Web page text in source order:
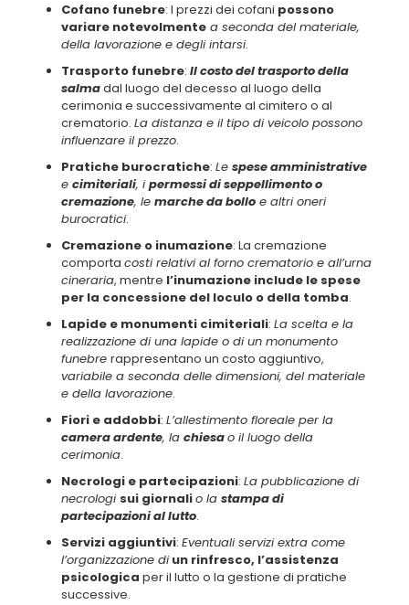
Cofano funebre: I prezzi dei cofani possono
variare notevolmentea seconda del materiale,
della lavorazione e degli intarsi.
Trasporto funebre: Il costo del trasporto della
salmadal luogo del decesso al luogo della
cerimonia e successivamente al cimitero o al
crematorio. La distanza e il tipo di veicolo possono
influenzare il prezzo.
Pratiche burocratiche: Le spese amministrative
e cimiteriali, ipermessi di seppellimento o
cremazione, le marche da bolloe altri oneri
burocratici.
Cremazione o inumazione: La cremazione
comporta costi relativi al forno crematorio e all’urna
cineraria, mentre l’inumazione include le spese
per la concessione del loculo o della tomba.
Lapide e monumenti cimiteriali: La scelta e la
realizzazione di una lapide o di un monumento
funebre rappresentano un costo aggiuntivo,
variabile a seconda delle dimensioni, del materiale
e della lavorazione.
Fiori e addobbi: L’allestimento floreale per la
camera ardente, la chiesao il luogo della
cerimonia.
Necrologi e partecipazioni: La pubblicazione di
necrologi sui giornalio la stampa di
partecipazioni al lutto.
Servizi aggiuntivi: Eventuali servizi extra come
l’organizzazione di un rinfresco, l’assistenza
psicologica per il lutto o la gestione di pratiche
successive.